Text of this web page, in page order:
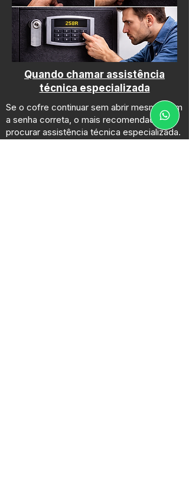
Quando chamar assistência
técnica especializada
Se o cofre continuar sem abrir mesmo com
a senha correta, o mais recomendado é
procurar assistência técnica especializada.